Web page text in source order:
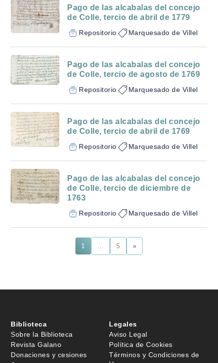
Pago de las alcabalas del concejo
de Colle, tercio de abril de 1779
Repositorio Marquesado de Villel
Pago de las alcabalas del concejo
de Colle, tercio de agosto de 1769
Repositorio Marquesado de Villel
Pago de las alcabalas del concejo
de Colle, tercio de abril de 1769
Repositorio Marquesado de Villel
Pago de las alcabalas del concejo
de Colle, tercio de diciembre de
1763
Repositorio Marquesado de Villel
1 5 »
Biblioteca
Sobre la Biblioteca
Revista Galano
Donaciones y cesiones
Legales
Aviso Legal
Política de Cookies
Términos y Condiciones de